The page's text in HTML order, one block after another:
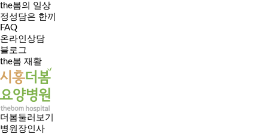
the봄의 일상
정성담은 한끼
FAQ
온라인상담
블로그
the봄 재활
더봄둘러보기
병원장인사